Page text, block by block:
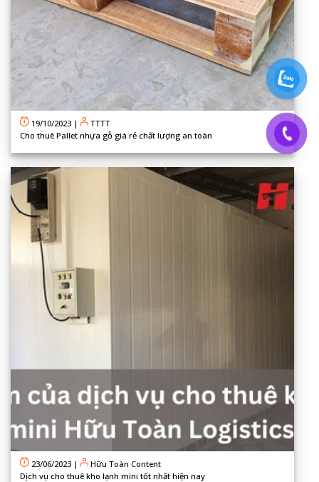
19/10/2023 |
TTTT
Cho thuê Pallet nhựa gỗ giá rẻ chất lượng an toàn
23/06/2023 |
Hữu Toàn Content
Dịch vụ cho thuê kho lạnh mini tốt nhất hiện nay